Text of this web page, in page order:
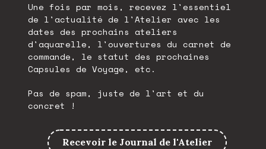
Une fois par mois, recevez l'essentiel
de l'actualité de l'Atelier avec les
dates des prochains ateliers
d'aquarelle, l'ouvertures du carnet de
commande, le statut des prochaines
Capsules de Voyage, etc.
Pas de spam, juste de l'art et du
concret !
Recevoir le Journal de l'Atelier